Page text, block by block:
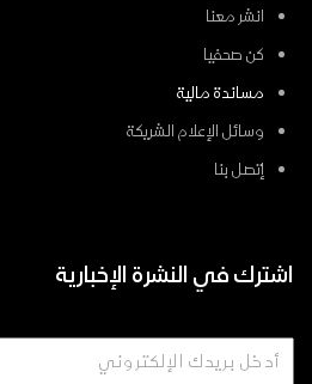
انشر معنا
كن صحفيا
مساندة مالية
وسائل الإعلام الشريكة
إتصل بنا
اشترك في النشرة الإخبارية